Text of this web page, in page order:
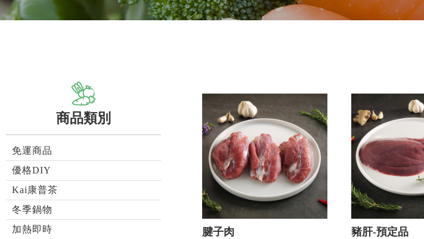
商品類別
免運商品
優格DIY
Kai康普茶
冬季鍋物
加熱即時
腱子肉 豬肝-預定品